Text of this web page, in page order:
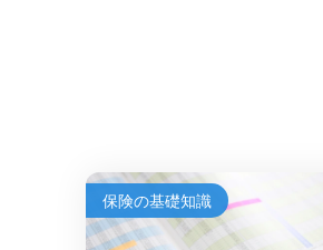
保険の基礎知識